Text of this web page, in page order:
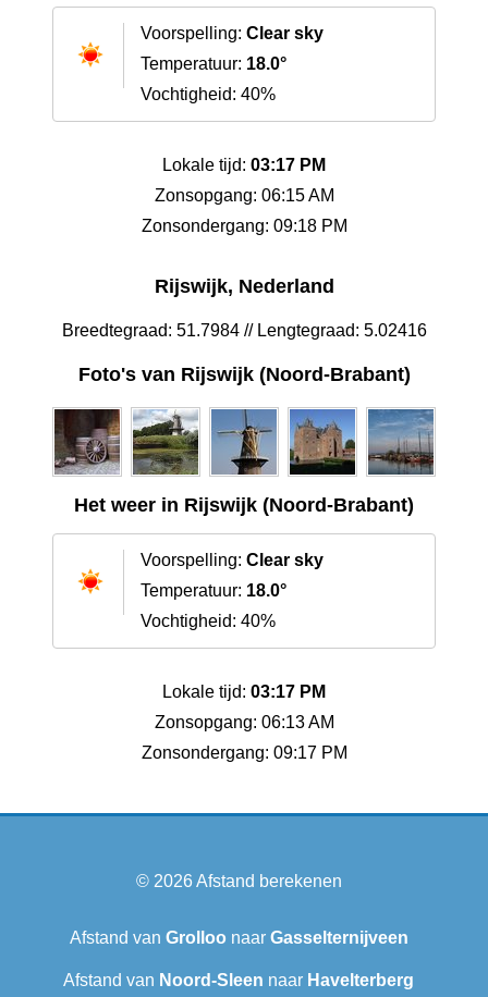
Voorspelling: Clear sky
Temperatuur: 18.0°
Vochtigheid: 40%
Lokale tijd: 03:17 PM
Zonsopgang: 06:15 AM
Zonsondergang: 09:18 PM
Rijswijk, Nederland
Breedtegraad: 51.7984 // Lengtegraad: 5.02416
Foto's van Rijswijk (Noord-Brabant)
Het weer in Rijswijk (Noord-Brabant)
Voorspelling: Clear sky
Temperatuur: 18.0°
Vochtigheid: 40%
Lokale tijd: 03:17 PM
Zonsopgang: 06:13 AM
Zonsondergang: 09:17 PM
© 2026Afstand berekenen
Afstand van Grolloo naar Gasselternijveen
Afstand van Noord-Sleen naar Havelterberg